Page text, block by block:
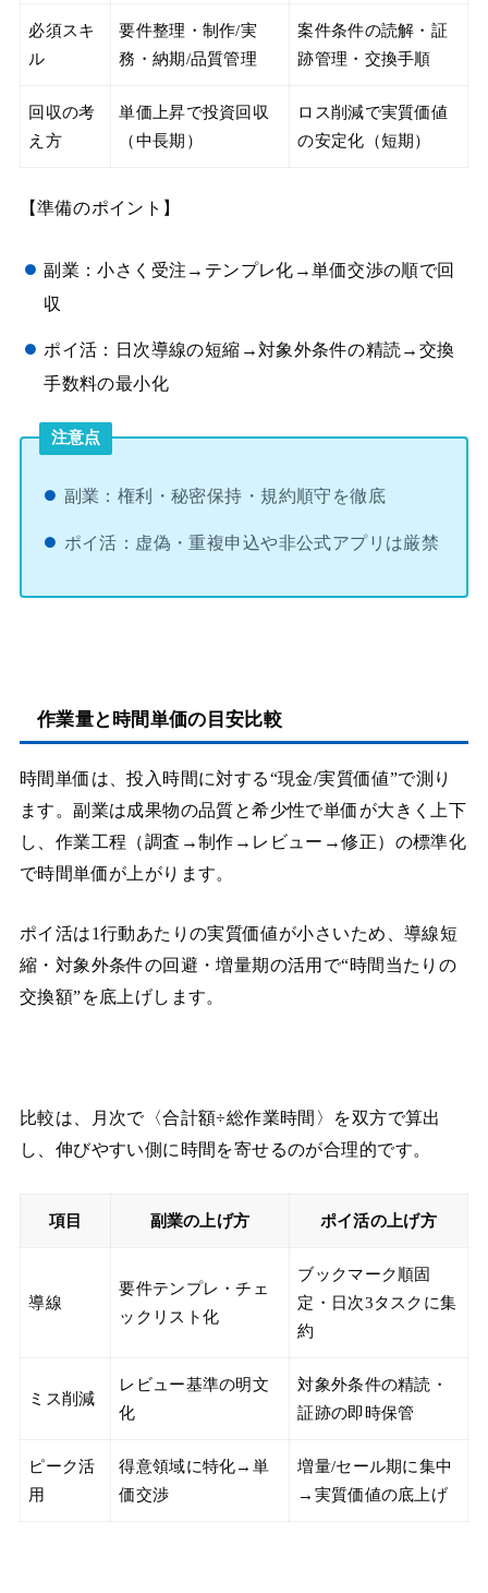
必須スキ
ル
要件整理・制作/実
務・納期/品質管理
案件条件の読解・証
跡管理・交換手順
回収の考
え方
単価上昇で投資回収
（中長期）
ロス削減で実質価値
の安定化（短期）
【準備のポイント】
副業：小さく受注→テンプレ化→単価交渉の順で回
収
ポイ活：日次導線の短縮→対象外条件の精読→交換
手数料の最小化
注意点
副業：権利・秘密保持・規約順守を徹底
ポイ活：虚偽・重複申込や非公式アプリは厳禁
作業量と時間単価の目安比較
時間単価は、投入時間に対する“現金/実質価値”で測り
ます。副業は成果物の品質と希少性で単価が大きく上下
し、作業工程（調査→制作→レビュー→修正）の標準化
で時間単価が上がります。
ポイ活は1行動あたりの実質価値が小さいため、導線短
縮・対象外条件の回避・増量期の活用で“時間当たりの
交換額”を底上げします。
比較は、月次で〈合計額÷総作業時間〉を双方で算出
し、伸びやすい側に時間を寄せるのが合理的です。
項目 副業の上げ方 ポイ活の上げ方
導線
要件テンプレ・チェ
ックリスト化
ブックマーク順固
定・日次3タスクに集
約
ミス削減
レビュー基準の明文
化
対象外条件の精読・
証跡の即時保管
ピーク活
用
得意領域に特化→単
価交渉
増量/セール期に集中
→実質価値の底上げ